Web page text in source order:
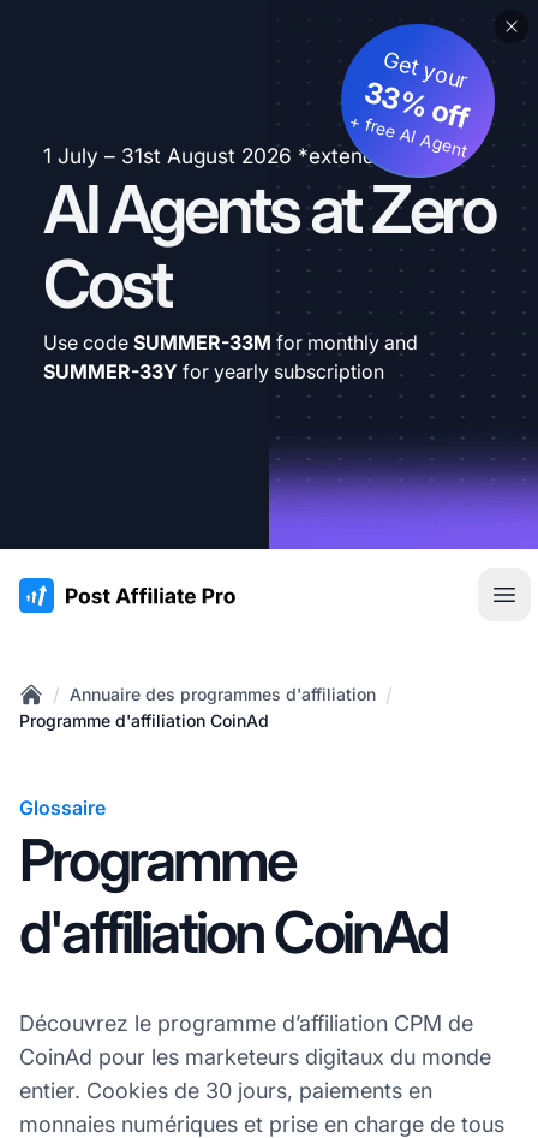
1 July – 31st August 2026 *extended
AI Agents at Zero
Cost
Get your
33% off
+ free AI Agent
Use code SUMMER-33M for monthly and
SUMMER-33Y for yearly subscription
:site.title
Home
/ Annuaire des programmes d'affiliation /
Programme d'affiliation CoinAd
Glossaire
Programme
d'affiliation CoinAd
Découvrez le programme d’affiliation CPM de
CoinAd pour les marketeurs digitaux du monde
entier. Cookies de 30 jours, paiements en
monnaies numériques et prise en charge de tous